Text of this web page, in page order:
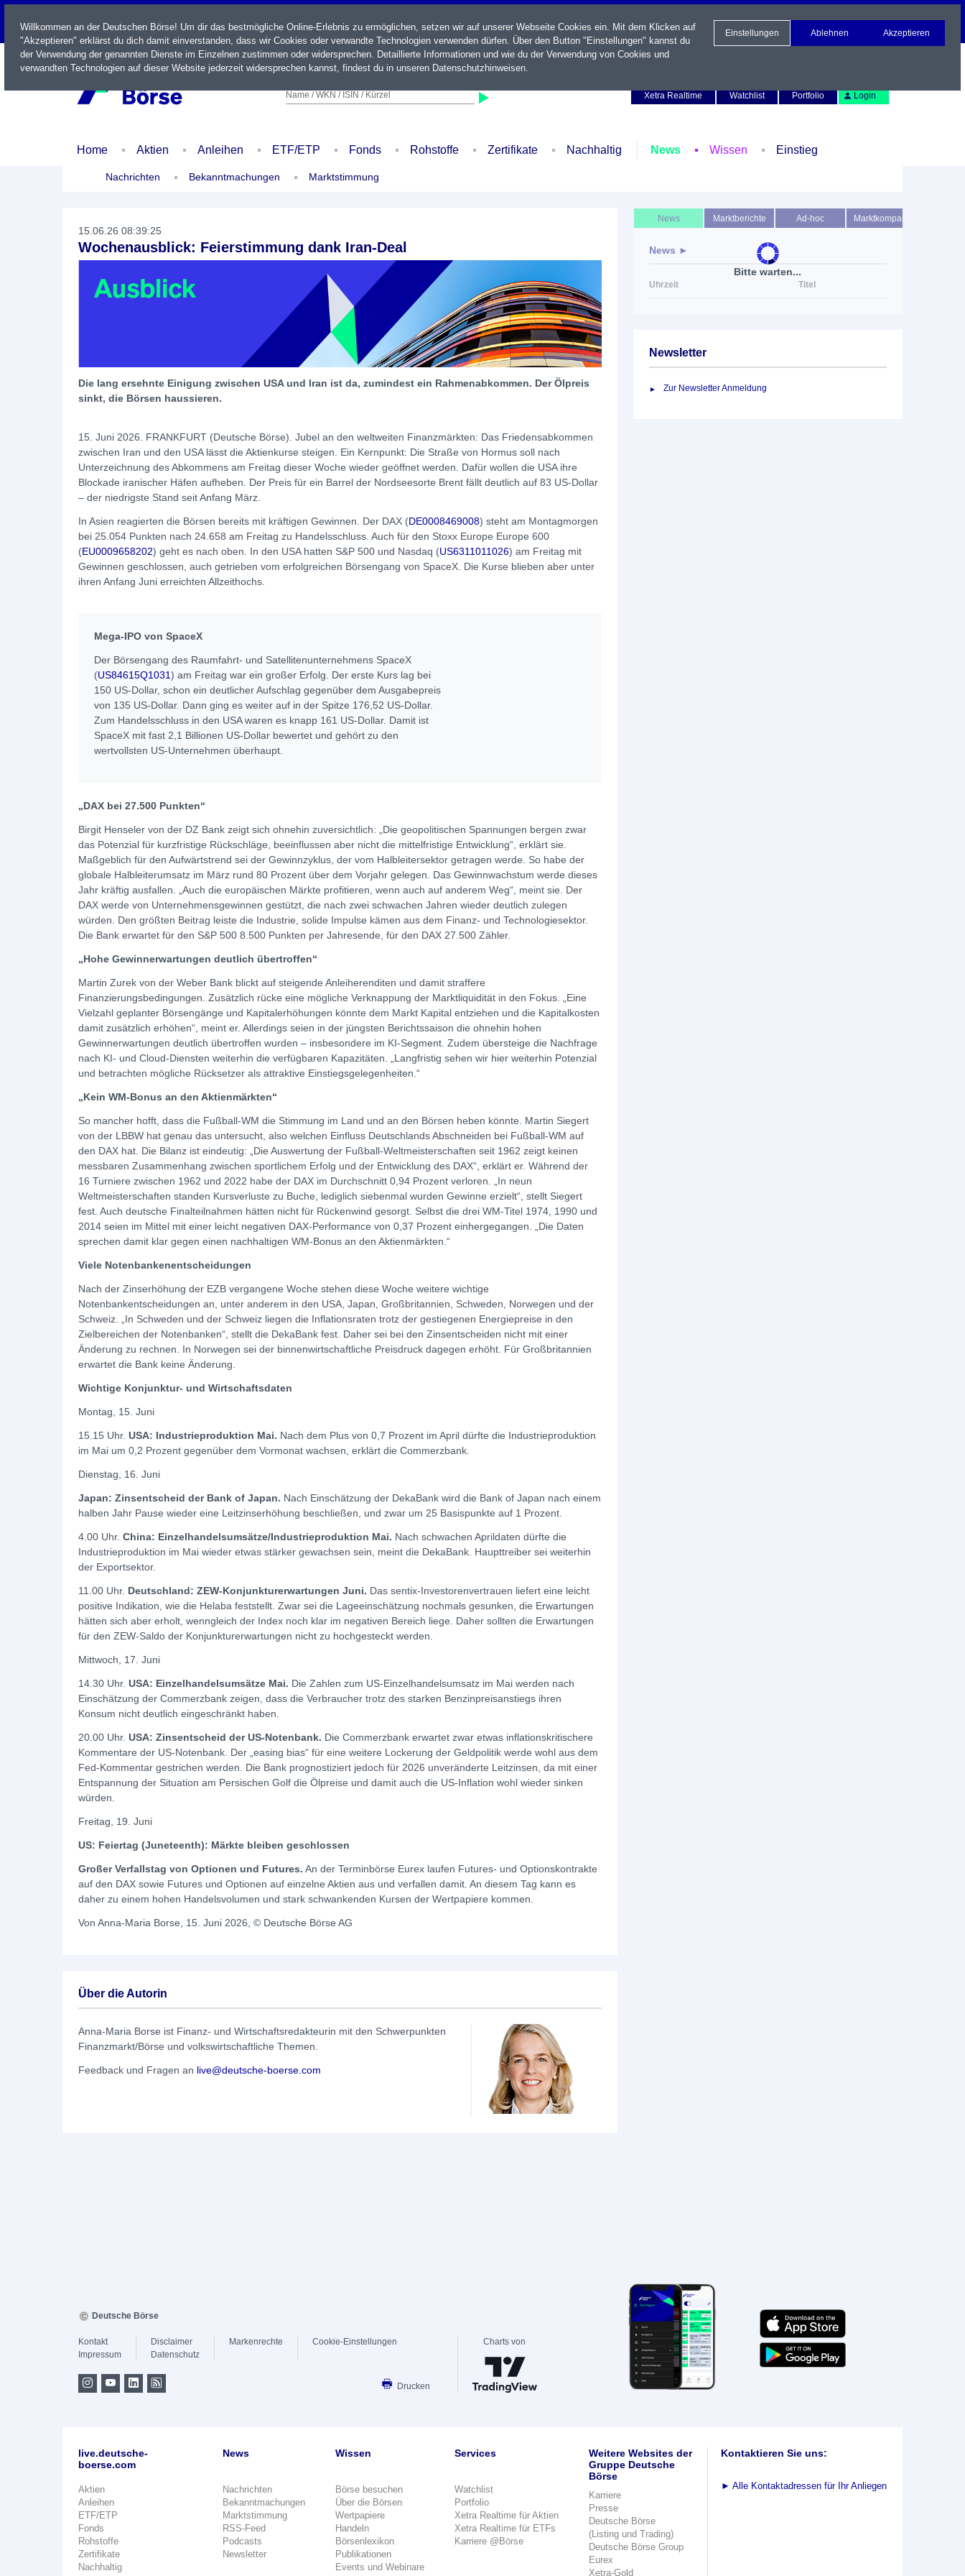
LIVE
Name / WKN / ISIN / Kürzel
Xetra Realtime
Watchlist Portfolio Login
Home Aktien Anleihen ETF/ETP Fonds Rohstoffe Zertifikate Nachhaltig News Wissen Einstieg
Nachrichten Bekanntmachungen Marktstimmung
15.06.26 08:39:25
Wochenausblick: Feierstimmung dank Iran-Deal
Die lang ersehnte Einigung zwischen USA und Iran ist da, zumindest ein Rahmenabkommen. Der Ölpreis
sinkt, die Börsen haussieren.
15. Juni 2026. FRANKFURT (Deutsche Börse). Jubel an den weltweiten Finanzmärkten: Das Friedensabkommen
zwischen Iran und den USA lässt die Aktienkurse steigen. Ein Kernpunkt: Die Straße von Hormus soll nach
Unterzeichnung des Abkommens am Freitag dieser Woche wieder geöffnet werden. Dafür wollen die USA ihre
Blockade iranischer Häfen aufheben. Der Preis für ein Barrel der Nordseesorte Brent fällt deutlich auf 83 US-Dollar
– der niedrigste Stand seit Anfang März.
In Asien reagierten die Börsen bereits mit kräftigen Gewinnen. Der DAX (DE0008469008) steht am Montagmorgen
bei 25.054 Punkten nach 24.658 am Freitag zu Handelsschluss. Auch für den Stoxx Europe Europe 600
(EU0009658202) geht es nach oben. In den USA hatten S&P 500 und Nasdaq (US6311011026) am Freitag mit
Gewinnen geschlossen, auch getrieben vom erfolgreichen Börsengang von SpaceX. Die Kurse blieben aber unter
ihren Anfang Juni erreichten Allzeithochs.
Mega-IPO von SpaceX
Der Börsengang des Raumfahrt- und Satellitenunternehmens SpaceX
(US84615Q1031) am Freitag war ein großer Erfolg. Der erste Kurs lag bei
150 US-Dollar, schon ein deutlicher Aufschlag gegenüber dem Ausgabepreis
von 135 US-Dollar. Dann ging es weiter auf in der Spitze 176,52 US-Dollar.
Zum Handelsschluss in den USA waren es knapp 161 US-Dollar. Damit ist
SpaceX mit fast 2,1 Billionen US-Dollar bewertet und gehört zu den
wertvollsten US-Unternehmen überhaupt.
„DAX bei 27.500 Punkten“
Birgit Henseler von der DZ Bank zeigt sich ohnehin zuversichtlich: „Die geopolitischen Spannungen bergen zwar
das Potenzial für kurzfristige Rückschläge, beeinflussen aber nicht die mittelfristige Entwicklung“, erklärt sie.
Maßgeblich für den Aufwärtstrend sei der Gewinnzyklus, der vom Halbleitersektor getragen werde. So habe der
globale Halbleiterumsatz im März rund 80 Prozent über dem Vorjahr gelegen. Das Gewinnwachstum werde dieses
Jahr kräftig ausfallen. „Auch die europäischen Märkte profitieren, wenn auch auf anderem Weg“, meint sie. Der
DAX werde von Unternehmensgewinnen gestützt, die nach zwei schwachen Jahren wieder deutlich zulegen
würden. Den größten Beitrag leiste die Industrie, solide Impulse kämen aus dem Finanz- und Technologiesektor.
Die Bank erwartet für den S&P 500 8.500 Punkten per Jahresende, für den DAX 27.500 Zähler.
„Hohe Gewinnerwartungen deutlich übertroffen“
Martin Zurek von der Weber Bank blickt auf steigende Anleiherenditen und damit straffere
Finanzierungsbedingungen. Zusätzlich rücke eine mögliche Verknappung der Marktliquidität in den Fokus. „Eine
Vielzahl geplanter Börsengänge und Kapitalerhöhungen könnte dem Markt Kapital entziehen und die Kapitalkosten
damit zusätzlich erhöhen“, meint er. Allerdings seien in der jüngsten Berichtssaison die ohnehin hohen
Gewinnerwartungen deutlich übertroffen wurden – insbesondere im KI-Segment. Zudem übersteige die Nachfrage
nach KI- und Cloud-Diensten weiterhin die verfügbaren Kapazitäten. „Langfristig sehen wir hier weiterhin Potenzial
und betrachten mögliche Rücksetzer als attraktive Einstiegsgelegenheiten.“
„Kein WM-Bonus an den Aktienmärkten“
So mancher hofft, dass die Fußball-WM die Stimmung im Land und an den Börsen heben könnte. Martin Siegert
von der LBBW hat genau das untersucht, also welchen Einfluss Deutschlands Abschneiden bei Fußball-WM auf
den DAX hat. Die Bilanz ist eindeutig: „Die Auswertung der Fußball-Weltmeisterschaften seit 1962 zeigt keinen
messbaren Zusammenhang zwischen sportlichem Erfolg und der Entwicklung des DAX“, erklärt er. Während der
16 Turniere zwischen 1962 und 2022 habe der DAX im Durchschnitt 0,94 Prozent verloren. „In neun
Weltmeisterschaften standen Kursverluste zu Buche, lediglich siebenmal wurden Gewinne erzielt“, stellt Siegert
fest. Auch deutsche Finalteilnahmen hätten nicht für Rückenwind gesorgt. Selbst die drei WM-Titel 1974, 1990 und
2014 seien im Mittel mit einer leicht negativen DAX-Performance von 0,37 Prozent einhergegangen. „Die Daten
sprechen damit klar gegen einen nachhaltigen WM-Bonus an den Aktienmärkten.“
Viele Notenbankenentscheidungen
Nach der Zinserhöhung der EZB vergangene Woche stehen diese Woche weitere wichtige
Notenbankentscheidungen an, unter anderem in den USA, Japan, Großbritannien, Schweden, Norwegen und der
Schweiz. „In Schweden und der Schweiz liegen die Inflationsraten trotz der gestiegenen Energiepreise in den
Zielbereichen der Notenbanken“, stellt die DekaBank fest. Daher sei bei den Zinsentscheiden nicht mit einer
Änderung zu rechnen. In Norwegen sei der binnenwirtschaftliche Preisdruck dagegen erhöht. Für Großbritannien
erwartet die Bank keine Änderung.
Wichtige Konjunktur- und Wirtschaftsdaten
Montag, 15. Juni
15.15 Uhr. USA: Industrieproduktion Mai. Nach dem Plus von 0,7 Prozent im April dürfte die Industrieproduktion
im Mai um 0,2 Prozent gegenüber dem Vormonat wachsen, erklärt die Commerzbank.
Dienstag, 16. Juni
Japan: Zinsentscheid der Bank of Japan. Nach Einschätzung der DekaBank wird die Bank of Japan nach einem
halben Jahr Pause wieder eine Leitzinserhöhung beschließen, und zwar um 25 Basispunkte auf 1 Prozent.
4.00 Uhr. China: Einzelhandelsumsätze/Industrieproduktion Mai. Nach schwachen Aprildaten dürfte die
Industrieproduktion im Mai wieder etwas stärker gewachsen sein, meint die DekaBank. Haupttreiber sei weiterhin
der Exportsektor.
11.00 Uhr. Deutschland: ZEW-Konjunkturerwartungen Juni. Das sentix-Investorenvertrauen liefert eine leicht
positive Indikation, wie die Helaba feststellt. Zwar sei die Lageeinschätzung nochmals gesunken, die Erwartungen
hätten sich aber erholt, wenngleich der Index noch klar im negativen Bereich liege. Daher sollten die Erwartungen
für den ZEW-Saldo der Konjunkturerwartungen nicht zu hochgesteckt werden.
Mittwoch, 17. Juni
14.30 Uhr. USA: Einzelhandelsumsätze Mai. Die Zahlen zum US-Einzelhandelsumsatz im Mai werden nach
Einschätzung der Commerzbank zeigen, dass die Verbraucher trotz des starken Benzinpreisanstiegs ihren
Konsum nicht deutlich eingeschränkt haben.
20.00 Uhr. USA: Zinsentscheid der US-Notenbank. Die Commerzbank erwartet zwar etwas inflationskritischere
Kommentare der US-Notenbank. Der „easing bias“ für eine weitere Lockerung der Geldpolitik werde wohl aus dem
Fed-Kommentar gestrichen werden. Die Bank prognostiziert jedoch für 2026 unveränderte Leitzinsen, da mit einer
Entspannung der Situation am Persischen Golf die Ölpreise und damit auch die US-Inflation wohl wieder sinken
würden.
Freitag, 19. Juni
US: Feiertag (Juneteenth): Märkte bleiben geschlossen
Großer Verfallstag von Optionen und Futures. An der Terminbörse Eurex laufen Futures- und Optionskontrakte
auf den DAX sowie Futures und Optionen auf einzelne Aktien aus und verfallen damit. An diesem Tag kann es
daher zu einem hohen Handelsvolumen und stark schwankenden Kursen der Wertpapiere kommen.
Von Anna-Maria Borse, 15. Juni 2026, © Deutsche Börse AG
Über die Autorin
Anna-Maria Borse ist Finanz- und Wirtschaftsredakteurin mit den Schwerpunkten
Finanzmarkt/Börse und volkswirtschaftliche Themen.
Feedback und Fragen an live@deutsche-boerse.com
Bitte warten...
News Marktberichte Ad-hoc Marktkompass
News ►
Uhrzeit Titel
Newsletter
Zur Newsletter Anmeldung
Willkommen an der Deutschen Börse! Um dir das bestmögliche Online-Erlebnis zu ermöglichen, setzen wir auf unserer Webseite Cookies ein. Mit dem Klicken auf
"Akzeptieren" erklärst du dich damit einverstanden, dass wir Cookies oder verwandte Technologien verwenden dürfen. Über den Button "Einstellungen" kannst du
der Verwendung der genannten Dienste im Einzelnen zustimmen oder widersprechen. Detaillierte Informationen und wie du der Verwendung von Cookies und
verwandten Technologien auf dieser Website jederzeit widersprechen kannst, findest du in unseren Datenschutzhinweisen.
Einstellungen Ablehnen Akzeptieren
Deutsche Börse
Kontakt
Impressum
Disclaimer
Datenschutz
Markenrechte Cookie-Einstellungen
Drucken
Charts von
live.deutsche-
boerse.com
Aktien
Anleihen
ETF/ETP
Fonds
Rohstoffe
Zertifikate
Nachhaltig
News
Nachrichten
Bekanntmachungen
Marktstimmung
RSS-Feed
Podcasts
Newsletter
Wissen
Börse besuchen
Über die Börsen
Wertpapiere
Handeln
Börsenlexikon
Publikationen
Events und Webinare
Services
Watchlist
Portfolio
Xetra Realtime für Aktien
Xetra Realtime für ETFs
Karriere @Börse
Weitere Websites der
Gruppe Deutsche
Börse
Karriere
Presse
Deutsche Börse
(Listing und Trading)
Deutsche Börse Group
Eurex
Xetra-Gold
Kontaktieren Sie uns:
► Alle Kontaktadressen für Ihr Anliegen